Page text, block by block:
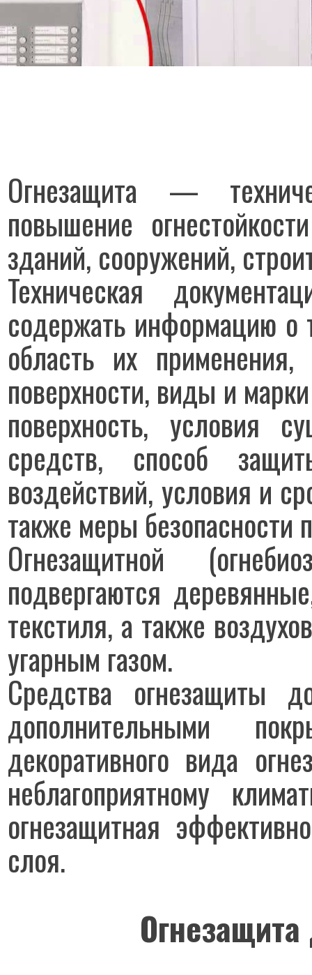
Огнезащита —
повышение
зданий, сооружений,
Техническая
содержать информацию о
область их применения,
поверхности, виды и
поверхность, условия
средств, способ
воздействий, условия и
также меры безопасности
Огнезащитной
подвергаются
текстиля, а также
угарным газом.
Средства огнезащиты
дополнительными
декоративного вида
неблагоприятному
огнезащитная
слоя.